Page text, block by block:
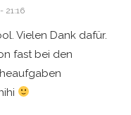
21:16
Vielen Dank dafür.
fast bei den